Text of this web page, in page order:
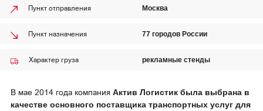
Пункт отправления Москва
Пункт назначения 77 городов России
Характер груза рекламные стенды
В мае 2014 года компания Актив Логистик была выбрана в
качестве основного поставщика транспортных услуг для